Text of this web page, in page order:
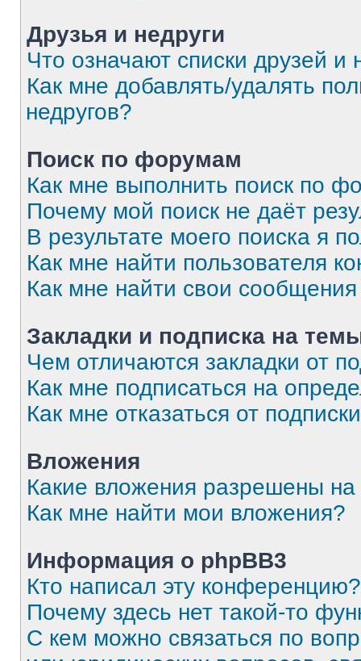
Друзья и недруги
Что означают списки друзей и
Как мне добавлять/удалять
недругов?
Поиск по форумам
Как мне выполнить поиск по
Почему мой поиск не даёт
В результате моего поиска я
Как мне найти пользователя
Как мне найти свои
Закладки и подписка на
Чем отличаются закладки от
Как мне подписаться на
Как мне отказаться от
Вложения
Какие вложения разрешены
Как мне найти мои вложения?
Информация о phpBB3
Кто написал эту конференцию?
Почему здесь нет такой-то
С кем можно связаться по